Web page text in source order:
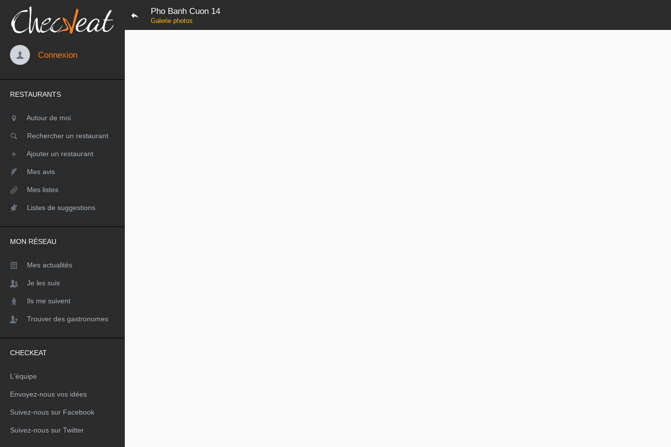
Pho Banh Cuon 14
Galerie photos
Connexion
RESTAURANTS
Autour de moi
Rechercher un restaurant
Ajouter un restaurant
Mes avis
Mes listes
Listes de suggestions
MON RÉSEAU
Mes actualités
Je les suis
Ils me suivent
Trouver des gastronomes
CHECKEAT
L'équipe
Envoyez-nous vos idées
Suivez-nous sur Facebook
Suivez-nous sur Twitter